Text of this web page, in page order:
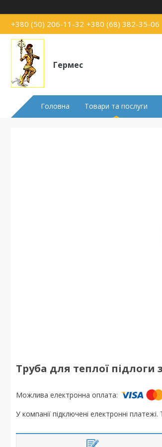
+380 (50) 206-11-32 +380 (68) 382-35-06
Гермес
Головна Товари та послуги
Труба для теплої підлоги
У компанії підключені електронні